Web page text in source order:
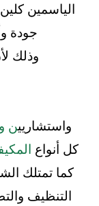
الياسمين
جودة
وذلك
واستشاريين
كل أنواع
كما تمتلك
التنظيف